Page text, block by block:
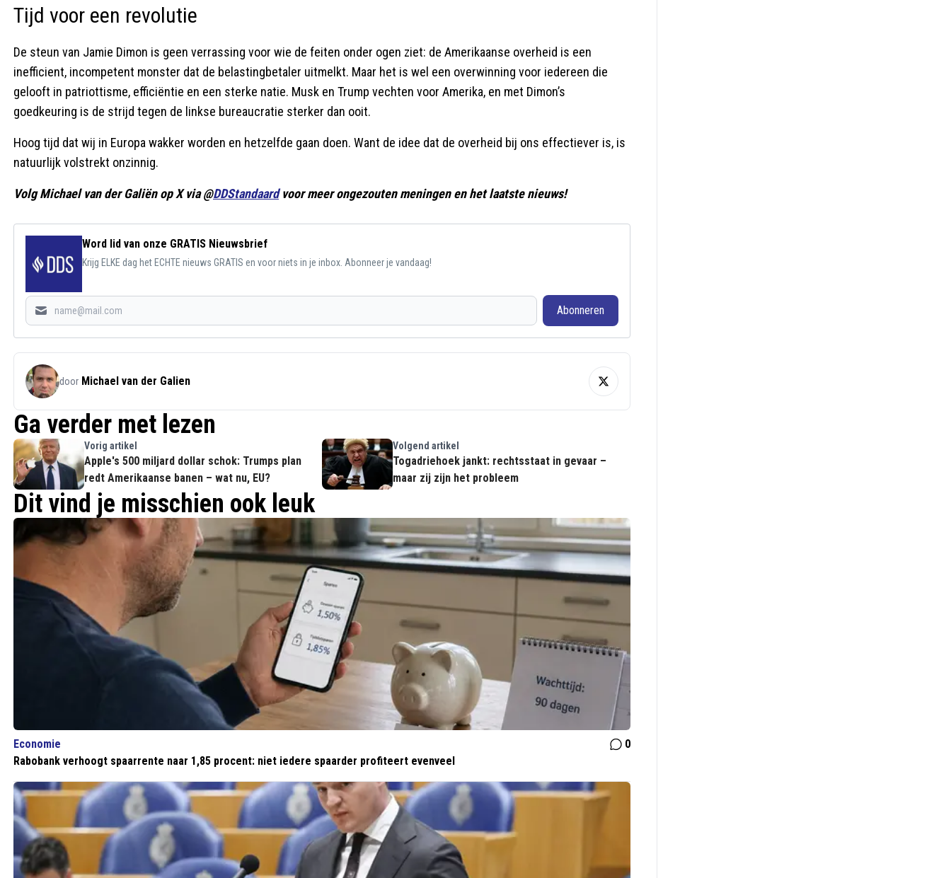
Tijd voor een revolutie
De steun van Jamie Dimon is geen verrassing voor wie de feiten onder ogen ziet: de Amerikaanse overheid is een
inefficient, incompetent monster dat de belastingbetaler uitmelkt. Maar het is wel een overwinning voor iedereen die
gelooft in patriottisme, efficiëntie en een sterke natie. Musk en Trump vechten voor Amerika, en met Dimon’s
goedkeuring is de strijd tegen de linkse bureaucratie sterker dan ooit.
Hoog tijd dat wij in Europa wakker worden en hetzelfde gaan doen. Want de idee dat de overheid bij ons effectiever is, is
natuurlijk volstrekt onzinnig.
Volg Michael van der Galiën op X via @DDStandaardvoor meer ongezouten meningen en het laatste nieuws!
Word lid van onze GRATIS Nieuwsbrief
Krijg ELKE dag het ECHTE nieuws GRATIS en voor niets in je inbox. Abonneer je vandaag!
Abonneren
door Michael van der Galien
Ga verder met lezen
Vorig artikel
Apple's 500 miljard dollar schok: Trumps plan
redt Amerikaanse banen – wat nu, EU?
Volgend artikel
Togadriehoek jankt: rechtsstaat in gevaar –
maar zij zijn het probleem
Dit vind je misschien ook leuk
Economie
0
Rabobank verhoogt spaarrente naar 1,85 procent: niet iedere spaarder profiteert evenveel